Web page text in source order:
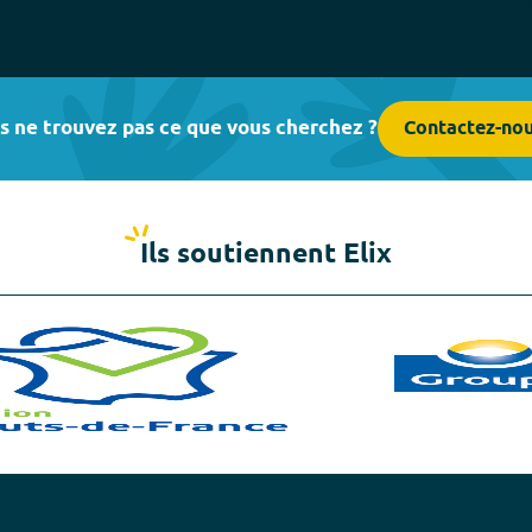
ne trouvez pas ce que vous cherchez ? Contactez-
Ils soutiennent Elix